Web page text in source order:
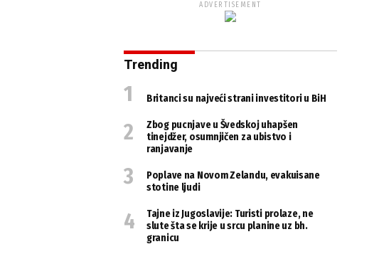
ADVERTISEMENT
Trending
Britanci su najveći strani investitori u BiH
Zbog pucnjave u Švedskoj uhapšen
tinejdžer, osumnjičen za ubistvo i
ranjavanje
Poplave na Novom Zelandu, evakuisane
stotine ljudi
Tajne iz Jugoslavije: Turisti prolaze, ne
slute šta se krije u srcu planine uz bh.
granicu